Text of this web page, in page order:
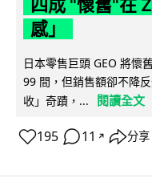
四成 "懷舊"在
感」
日本零售巨頭 GEO 將懷
99 間，但銷售額卻不降
收」奇蹟，...
閱讀全文
195 11 ↗ 分享